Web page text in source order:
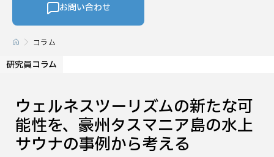
お問い合わせ
コラム
研究員コラム
ウェルネスツーリズムの新たな可
能性を、豪州タスマニア島の水上
サウナの事例から考える